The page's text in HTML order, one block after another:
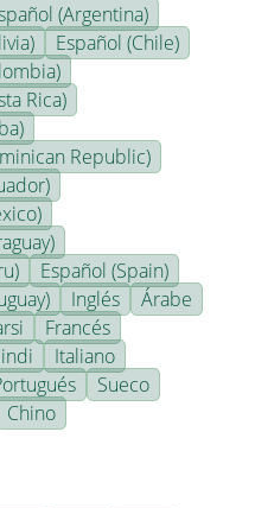
(Argentina)
Español (Chile)
Rica)
Republic)
Español (Spain)
Inglés
Árabe
Francés
Italiano
Sueco
Chino